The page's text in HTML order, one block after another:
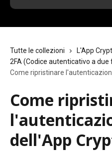
Tutte le collezioni
L'App
2FA (Codice autenticativo a
Come ripristinare
Come
dell'App